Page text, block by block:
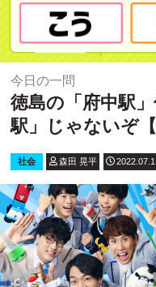
今日の一問
徳島の「府中駅
駅」じゃないぞ【
社会 森田 晃平